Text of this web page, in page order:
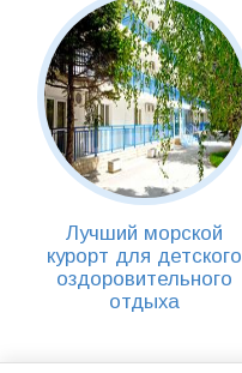
Лучший морской
курорт для детского
оздоровительного
отдыха